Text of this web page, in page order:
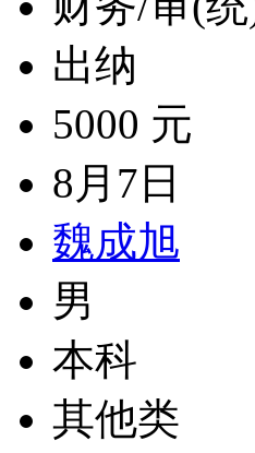
出纳
5000 元
8月7日
魏成旭
男
本科
其他类